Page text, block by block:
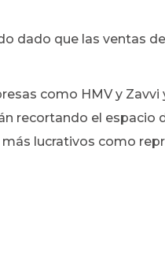
dado que las ventas
como HMV y Zavvi
recortando el espacio
lucrativos como